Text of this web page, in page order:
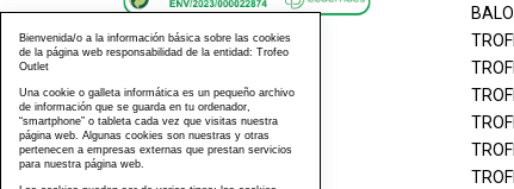
Bienvenida/o a la información básica sobre las cookies
de la página web responsabilidad de la entidad: Trofeo
Outlet
Una cookie o galleta informática es un pequeño archivo
de información que se guarda en tu ordenador,
“smartphone” o tableta cada vez que visitas nuestra
página web. Algunas cookies son nuestras y otras
pertenecen a empresas externas que prestan servicios
para nuestra página web.